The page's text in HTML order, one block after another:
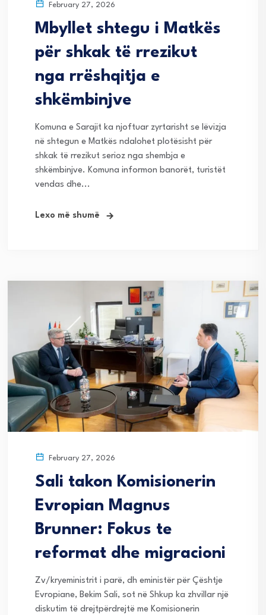
February 27, 2026
Mbyllet shtegu i Matkës
për shkak të rrezikut
nga rrëshqitja e
shkëmbinjve
Komuna e Sarajit ka njoftuar zyrtarisht se lëvizja
në shtegun e Matkës ndalohet plotësisht për
shkak të rrezikut serioz nga shembja e
shkëmbinjve. Komuna informon banorët, turistët
vendas dhe...
Lexo më shumë
February 27, 2026
Sali takon Komisionerin
Evropian Magnus
Brunner: Fokus te
reformat dhe migracioni
Zv/kryeministrit i parë, dh eministër për Çështje
Evropiane, Bekim Sali, sot në Shkup ka zhvillar një
diskutim të drejtpërdrejtë me Komisionerin